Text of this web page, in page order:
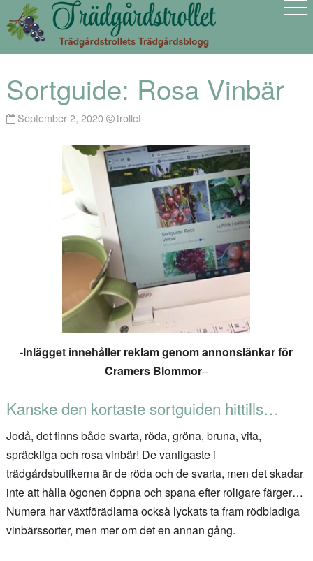
Sortguide: Rosa Vinbär
September 2, 2020 trollet
-Inlägget innehåller reklam genom annonslänkar för
Cramers Blommor–
Kanske den kortaste sortguiden hittills…
Jodå, det finns både svarta, röda, gröna, bruna, vita,
spräckliga och rosa vinbär! De vanligaste i
trädgårdsbutikerna är de röda och de svarta, men det skadar
inte att hålla ögonen öppna och spana efter roligare färger…
Numera har växtförädlarna också lyckats ta fram rödbladiga
vinbärssorter, men mer om det en annan gång.